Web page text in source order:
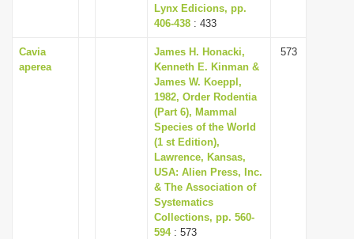
Lynx Edicions, pp.
406-438 : 433
Cavia
aperea
James H. Honacki,
Kenneth E. Kinman &
James W. Koeppl,
1982, Order Rodentia
(Part 6), Mammal
Species of the World
(1 st Edition),
Lawrence, Kansas,
USA: Alien Press, Inc.
& The Association of
Systematics
Collections, pp. 560-
594: 573
573